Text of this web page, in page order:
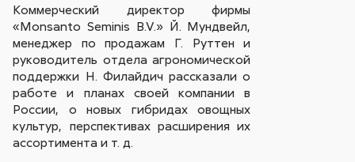
Коммерческий директор фирмы
«Monsanto Seminis B.V.» Й. Мундвейл,
менеджер по продажам Г. Руттен и
руководитель отдела агрономической
поддержки Н. Филайдич рассказали о
работе и планах своей компании в
России, о новых гибридах овощных
культур, перспективах расширения их
ассортимента и т. д.